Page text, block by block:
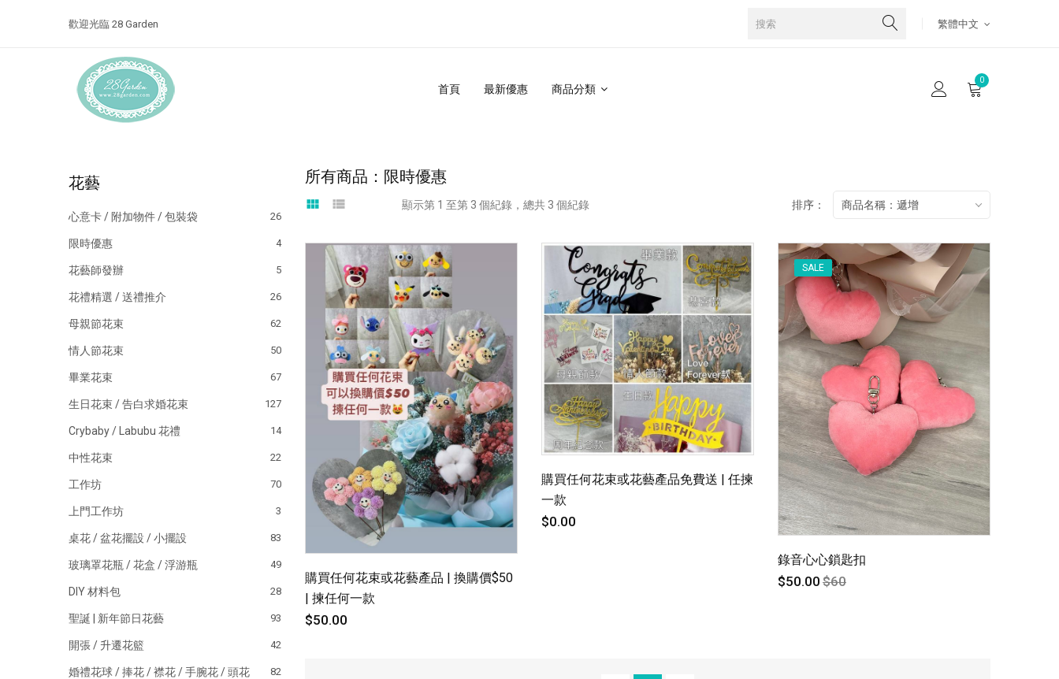
歡迎光臨 28 Garden 繁體中文
首頁 最新優惠 商品分類
0
花藝
心意卡 / 附加物件 / 包裝袋 26
限時優惠 4
花藝師發辦 5
花禮精選 / 送禮推介 26
母親節花束 62
情人節花束 50
畢業花束 67
生日花束 / 告白求婚花束 127
Crybaby / Labubu 花禮 14
中性花束 22
工作坊 70
上門工作坊 3
桌花 / 盆花擺設 / 小擺設 83
玻璃罩花瓶 / 花盒 / 浮游瓶 49
DIY 材料包 28
聖誕 | 新年節日花藝 93
開張 / 升遷花籃 42
婚禮花球 / 捧花 / 襟花 / 手腕花 / 頭花 82
所有商品：限時優惠
view_module view_list 顯示第 1 至第 3 個紀錄，總共 3 個紀錄 排序： 商品名稱：遞增
購買任何花束或花藝產品 | 換購價$50
| 揀任何一款
$50.00
購買任何花束或花藝產品免費送 | 任揀
一款
$0.00
SALE
錄音心心鎖匙扣
$50.00 $60